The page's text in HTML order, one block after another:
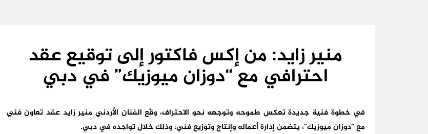
منير زايد: من إكس فاكتور إلى توقيع عقد
احترافي مع “دوزان ميوزيك” في دبي
في خطوة فنية جديدة تعكس طموحه وتوجهه نحو الاحتراف، وقّع الفنان الأردني منير زايد عقد تعاون فني
مع “دوزان ميوزيك”، يتضمن إدارة أعماله وإنتاج وتوزيع فني، وذلك خلال تواجده في دبي.